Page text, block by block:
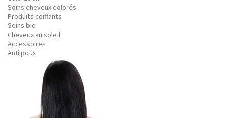
Soins cheveux colorés
Produits coiffants
Soins bio
Cheveux au soleil
Accessoires
Anti poux